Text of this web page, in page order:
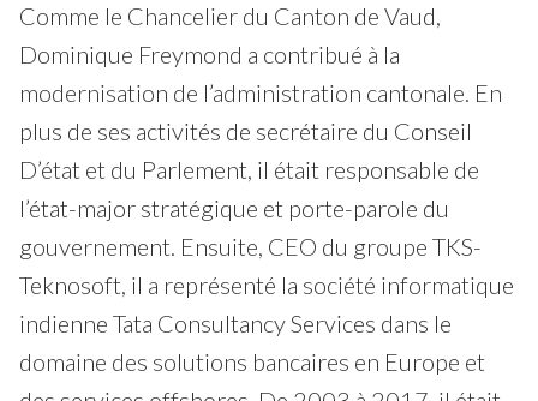
Comme le Chancelier du Canton de Vaud,
Dominique Freymond a contribué à la
modernisation de l’administration cantonale. En
plus de ses activités de secrétaire du Conseil
D’état et du Parlement, il était responsable de
l’état-major stratégique et porte-parole du
gouvernement. Ensuite, CEO du groupe TKS-
Teknosoft, il a représenté la société informatique
indienne Tata Consultancy Services dans le
domaine des solutions bancaires en Europe et